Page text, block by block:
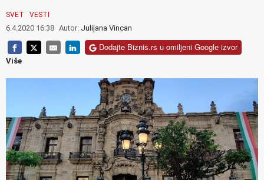
SVET VESTI
6.4.2020 16:38 Autor: Julijana Vincan
Dodajte Biznis.rs u omiljeni Google izvor
Više